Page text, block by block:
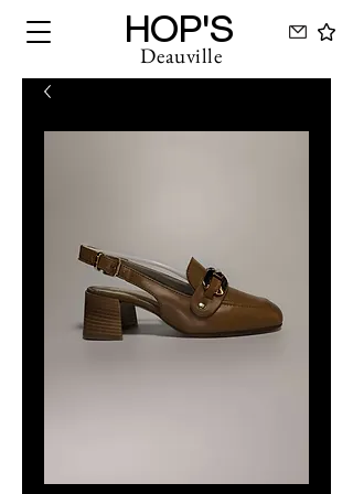
HOP'S
Deauville